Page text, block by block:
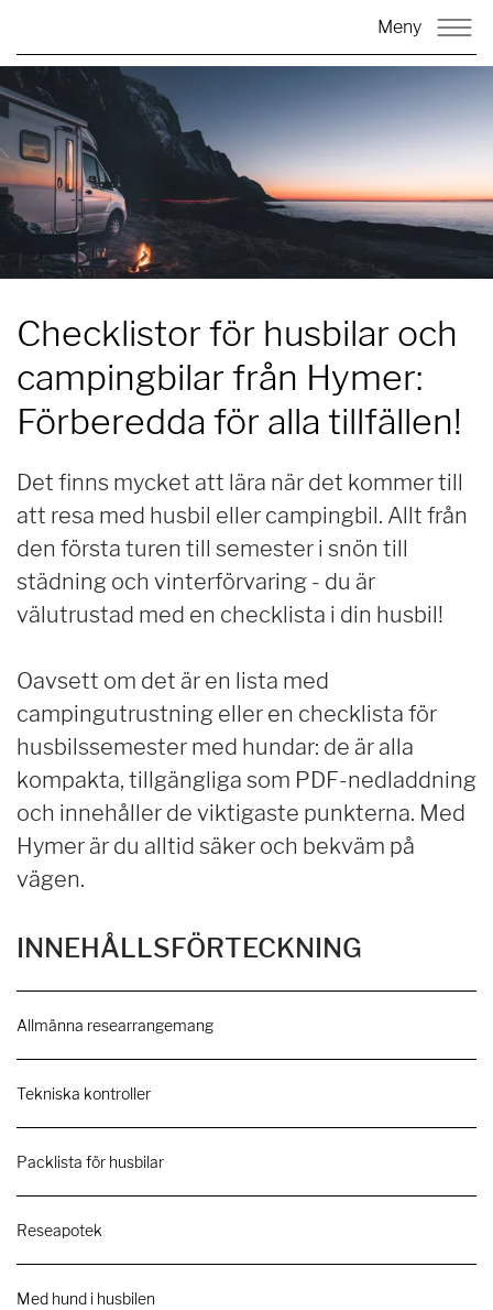
Meny
Checklistor för husbilar och
campingbilar från Hymer:
Förberedda för alla tillfällen!
Det finns mycket att lära när det kommer till
att resa med husbil eller campingbil. Allt från
den första turen till semester i snön till
städning och vinterförvaring - du är
välutrustad med en checklista i din husbil!
Oavsett om det är en lista med
campingutrustning eller en checklista för
husbilssemester med hundar: de är alla
kompakta, tillgängliga som PDF-nedladdning
och innehåller de viktigaste punkterna. Med
Hymer är du alltid säker och bekväm på
vägen.
INNEHÅLLSFÖRTECKNING
Allmänna researrangemang
Tekniska kontroller
Packlista för husbilar
Reseapotek
Med hund i husbilen